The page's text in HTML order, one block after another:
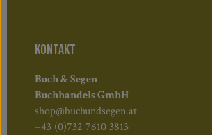
KONTAKT
Buch & Segen
Buchhandels GmbH
shop@buchundsegen.at
+43 (0)732 7610 3813